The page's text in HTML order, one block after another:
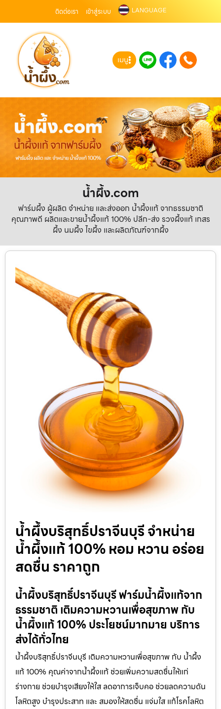
ติดต่อเรา เข้าสู่ระบบ LANGUAGE
เมนู
น้ำผึ้ง.com
ฟาร์มผึ้ง ผู้ผลิต จำหน่าย และส่งออก น้ำผึ้งแท้ จากธรรมชาติ
คุณภาพดี ผลิตและขายน้ำผึ้งแท้ 100% ปลีก-ส่ง รวงผึ้งแท้ เกสร
ผึ้ง นมผึ้ง ไขผึ้ง และผลิตภัณฑ์จากผึ้ง
น้ำผึ้งบริสุทธิ์ปราจีนบุรี จำหน่าย
น้ำผึ้งแท้ 100% หอม หวาน อร่อย
สดชื่น ราคาถูก
น้ำผึ้งบริสุทธิ์ปราจีนบุรี ฟาร์มน้ำผึ้งแท้จาก
ธรรมชาติ เติมความหวานเพื่อสุขภาพ กับ
น้ำผึ้งแท้ 100% ประโยชน์มากมาย บริการ
ส่งได้ทั่วไทย
น้ำผึ้งบริสุทธิ์ปราจีนบุรี เติมความหวานเพื่อสุขภาพ กับ น้ำผึ้ง
แท้ 100% คุณค่าจากน้ำผึ้งแท้ ช่วยเพิ่มความสดชื่นให้แก่
ร่างกาย ช่วยบำรุงเสียงให้ใส ลดอาการเจ็บคอ ช่วยลดความดัน
โลหิตสูง บำรุงประสาท และ สมองให้สดชื่น แจ่มใส แก้โรคโลหิต